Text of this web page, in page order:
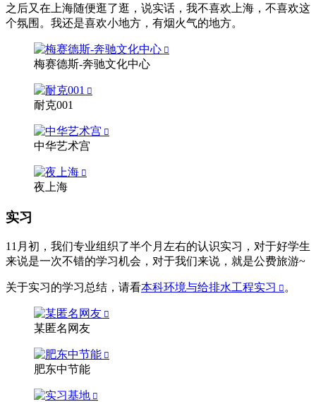
之后又在上海随便逛了逛，说实话，我不喜欢上海，不喜欢这
个氛围。我还是喜欢小地方，有烟火气的地方。
梅赛德斯-奔驰文化中心
耐克001
中华艺术宫
夜上海
实习
11月初，我们专业组织了半个月左右的认识实习，对于好学生
来说是一次不错的学习机会，对于我们来说，就是公费旅游~
关于实习的学习总结，请看本科环境与给排水工程实习 。
某匿名网友
肥东中节能